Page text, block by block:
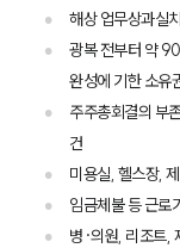
해상 업무상과실
광복 전부터 약
완성에 기한 소유
주주총회결의 부
건
미용실, 헬스장,
임금체불 등 근로
병·의원, 리조트,